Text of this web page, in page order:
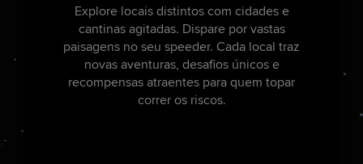
Explore locais distintos com cidades e
cantinas agitadas. Dispare por vastas
paisagens no seu speeder. Cada local traz
novas aventuras, desafios únicos e
recompensas atraentes para quem topar
correr os riscos.